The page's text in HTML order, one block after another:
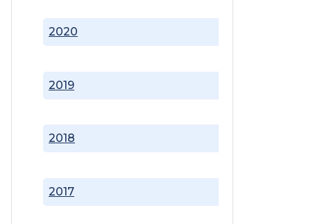
2017
2018
2019
2020